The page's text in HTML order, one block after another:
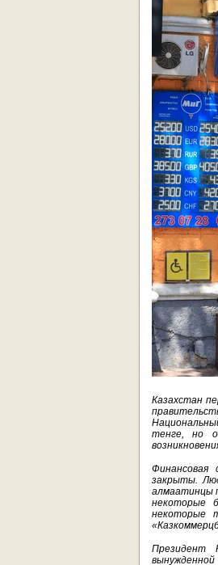
Казахстан
тенге, но
Финансовая
закрыты.
алмаатинцы
некоторые
некоторые
Президент